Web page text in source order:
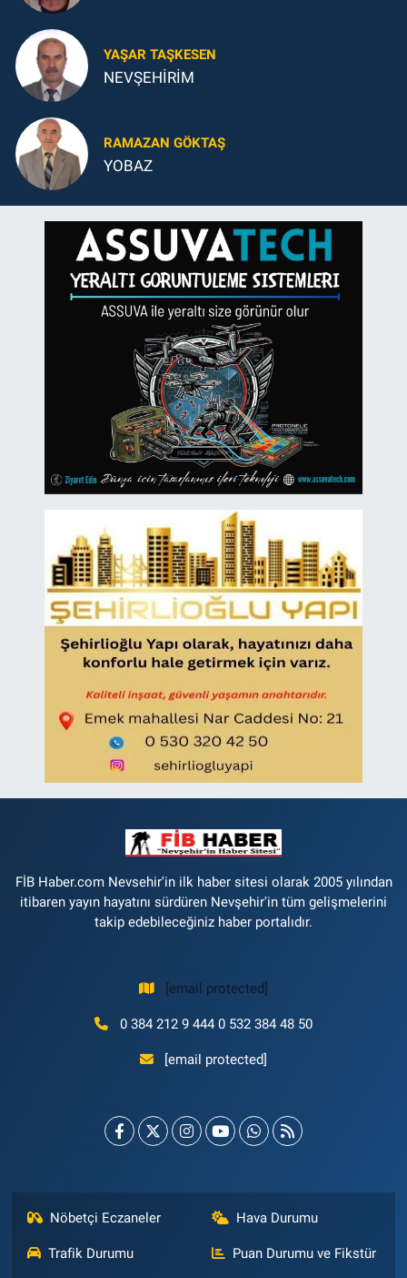
YAŞAR TAŞKESEN
NEVŞEHİRİM
RAMAZAN GÖKTAŞ
YOBAZ
FİB Haber.com Nevsehir'in ilk haber sitesi olarak 2005 yılından
itibaren yayın hayatını sürdüren Nevşehir'in tüm gelişmelerini
takip edebileceğiniz haber portalıdır.
[email protected]
0 384 212 9 444 0 532 384 48 50
[email protected]
Nöbetçi Eczaneler Hava Durumu
Trafik Durumu Puan Durumu ve Fikstür